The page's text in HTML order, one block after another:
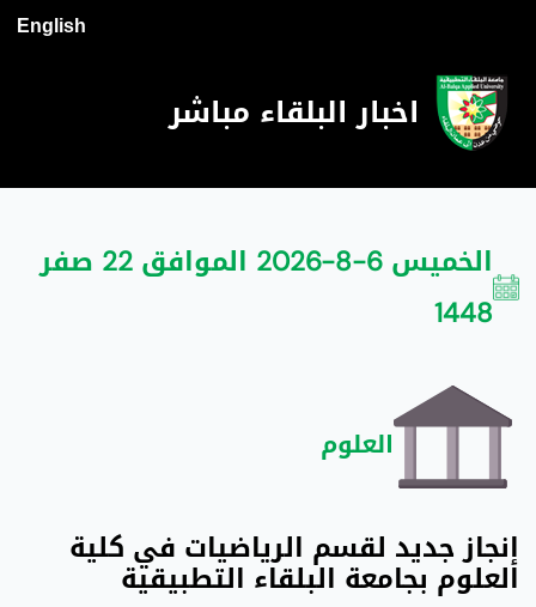
English
اخبار البلقاء مباشر
الخميس 6-8-2026 الموافق 22 صفر
1448
العلوم
إنجاز جديد لقسم الرياضيات في كلية
العلوم بجامعة البلقاء التطبيقية